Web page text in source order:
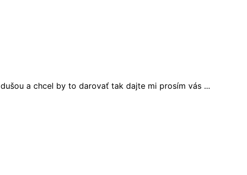
a chcel by to darovať tak dajte mi prosím vás ...